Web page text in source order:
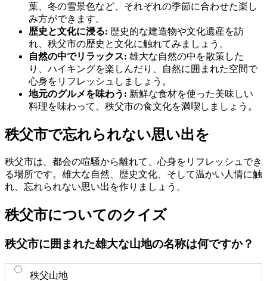
葉、冬の雪景色など、それぞれの季節に合わせた楽し
み方ができます。
歴史と文化に浸る: 歴史的な建造物や文化遺産を訪
れ、秩父市の歴史と文化に触れてみましょう。
自然の中でリラックス: 雄大な自然の中を散策した
り、ハイキングを楽しんだり、自然に囲まれた空間で
心身をリフレッシュしましょう。
地元のグルメを味わう: 新鮮な食材を使った美味しい
料理を味わって、秩父市の食文化を満喫しましょう。
秩父市で忘れられない思い出を
秩父市は、都会の喧騒から離れて、心身をリフレッシュでき
る場所です。雄大な自然、歴史文化、そして温かい人情に触
れ、忘れられない思い出を作りましょう。
秩父市についてのクイズ
秩父市に囲まれた雄大な山地の名称は何ですか？
秩父山地